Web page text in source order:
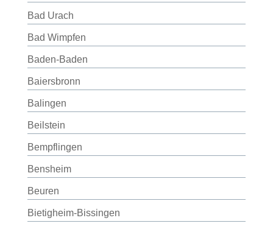
Bad Urach
Bad Wimpfen
Baden-Baden
Baiersbronn
Balingen
Beilstein
Bempflingen
Bensheim
Beuren
Bietigheim-Bissingen